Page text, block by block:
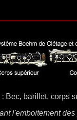
Bec, barillet, corps
l'emboitement